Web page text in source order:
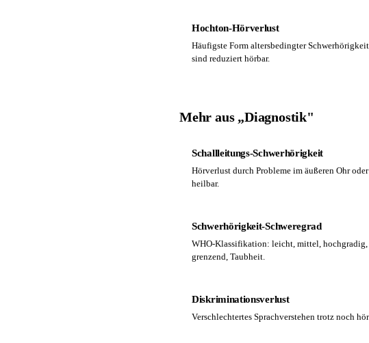
Hochton-Hörverlust
Häufigste Form altersbedingter
sind reduziert hörbar.
Mehr aus „Diagnostik"
Schallleitungs-Schwerhörigkeit
Hörverlust durch Probleme im äußeren Ohr
heilbar.
Schwerhörigkeit-Schweregrad
WHO-Klassifikation: leicht, mittel, hochgradig,
grenzend, Taubheit.
Diskriminationsverlust
Verschlechtertes Sprachverstehen trotz noch